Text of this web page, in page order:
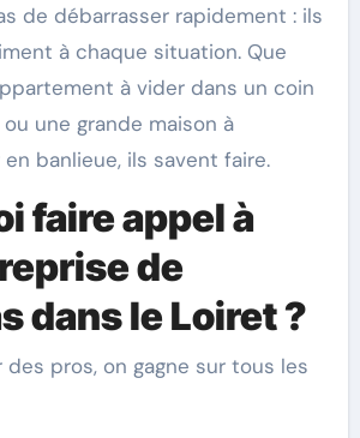
de débarrasser rapidement : ils
à chaque situation. Que
à vider dans un coin
une grande maison à
banlieue, ils savent faire.
faire appel à
de
dans le Loiret ?
des pros, on gagne sur tous les